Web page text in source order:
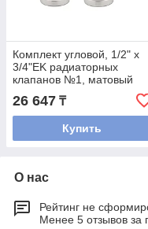
Комплект угловой, 1/2" x
3/4"EK радиаторных
клапанов №1, матовый
26 647 ₸
Купить
О нас
Рейтинг не
Менее 5 отзывов за